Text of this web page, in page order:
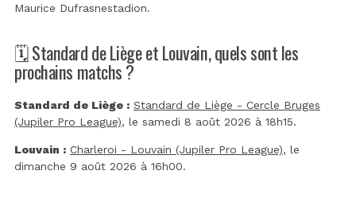
Maurice Dufrasnestadion.
🗓️ Standard de Liège et Louvain, quels sont les
prochains matchs ?
Standard de Liège : Standard de Liège - Cercle Bruges
(Jupiler Pro League), le samedi 8 août 2026 à 18h15.
Louvain : Charleroi - Louvain (Jupiler Pro League), le
dimanche 9 août 2026 à 16h00.